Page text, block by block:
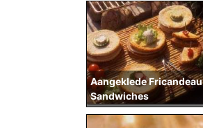
Aangeklede Fricandeau
Sandwiches